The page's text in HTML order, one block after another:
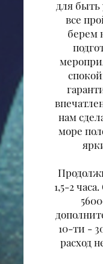
для быть
все
берем
нам
море
1,5-2
10-ти -
расход